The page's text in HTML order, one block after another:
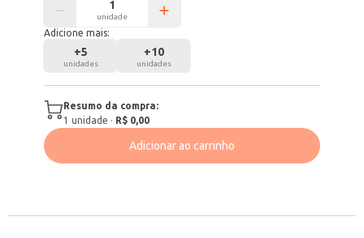
unidade
Adicione mais:
+5
unidades
+10
unidades
Resumo da compra:
1 unidade · R$ 0,00
Adicionar ao carrinho